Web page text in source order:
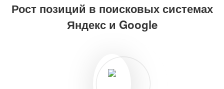
Рост позиций в поисковых системах
Яндекс и Google